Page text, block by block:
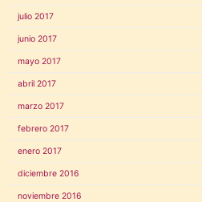
julio 2017
junio 2017
mayo 2017
abril 2017
marzo 2017
febrero 2017
enero 2017
diciembre 2016
noviembre 2016